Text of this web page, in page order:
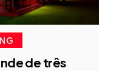
de três